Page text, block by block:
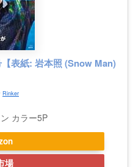
表紙: 岩本照 (Snow Man)
Rinker
カラー5P
場